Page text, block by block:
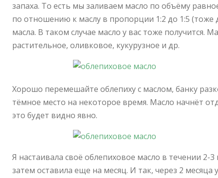
запаха. То есть мы заливаем масло по объёму
по отношению к маслу в пропорции 1:2 до 1:5 (тоже
масла. В таком случае масло у вас тоже получится.
растительное, оливковое, кукурузное и др.
Хорошо перемешайте облепиху с маслом, банку
тёмное место на некоторое время. Масло начнёт
это будет видно явно.
Я настаивала своё облепиховое масло в течении 2-
затем оставила еще на месяц. И так, через 2 месяца